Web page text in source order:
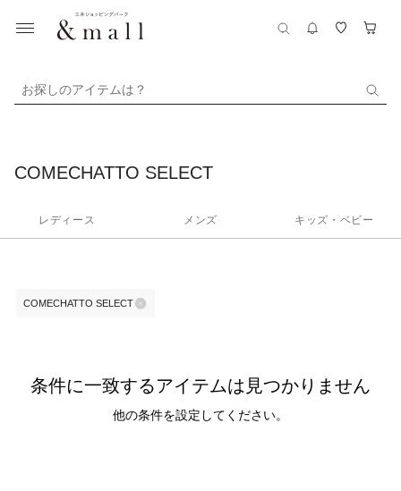
お探しのアイテムは？
COMECHATTO SELECT
レディース メンズ キッズ・ベビー
COMECHATTO SELECT
条件に一致するアイテムは見つかりません
他の条件を設定してください。